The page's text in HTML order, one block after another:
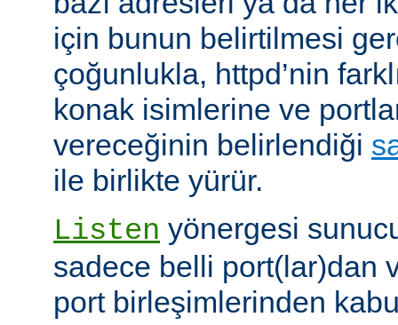
için bunun belirtilmesi
çoğunlukla, httpd’nin
konak isimlerine ve
vereceğinin belirlendiği
ile birlikte yürür.
Listen yönergesi
sadece belli port(lar)dan
port birleşimlerinden